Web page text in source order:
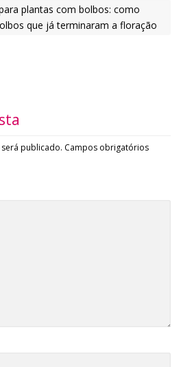
plantas com bolbos: como
que já terminaram a floração
publicado. Campos obrigatórios